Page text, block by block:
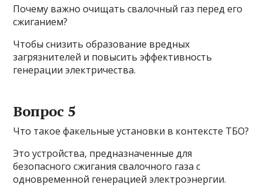
Почему важно очищать свалочный газ перед его
сжиганием?
Чтобы снизить образование вредных
загрязнителей и повысить эффективность
генерации электричества.
Вопрос 5
Что такое факельные установки в контексте ТБО?
Это устройства, предназначенные для
безопасного сжигания свалочного газа с
одновременной генерацией электроэнергии.